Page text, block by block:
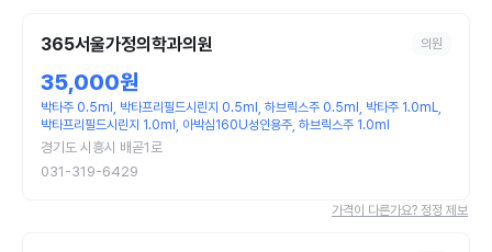
365서울가정의학과의원 의원
35,000원
박타주 0.5ml, 박타프리필드시린지 0.5ml, 하브릭스주 0.5ml, 박타주 1.0mL,
박타프리필드시린지 1.0ml, 아박심160U성인용주, 하브릭스주 1.0ml
경기도 시흥시 배곧1로
031-319-6429
가격이 다른가요? 정정 제보